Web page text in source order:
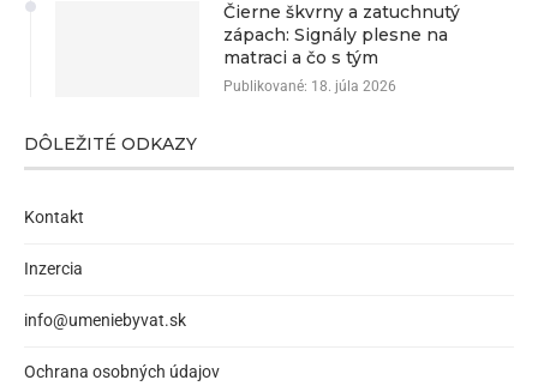
Čierne škvrny a zatuchnutý
zápach: Signály plesne na
matraci a čo s tým
Publikované: 18. júla 2026
DÔLEŽITÉ ODKAZY
Kontakt
Inzercia
info@umeniebyvat.sk
Ochrana osobných údajov